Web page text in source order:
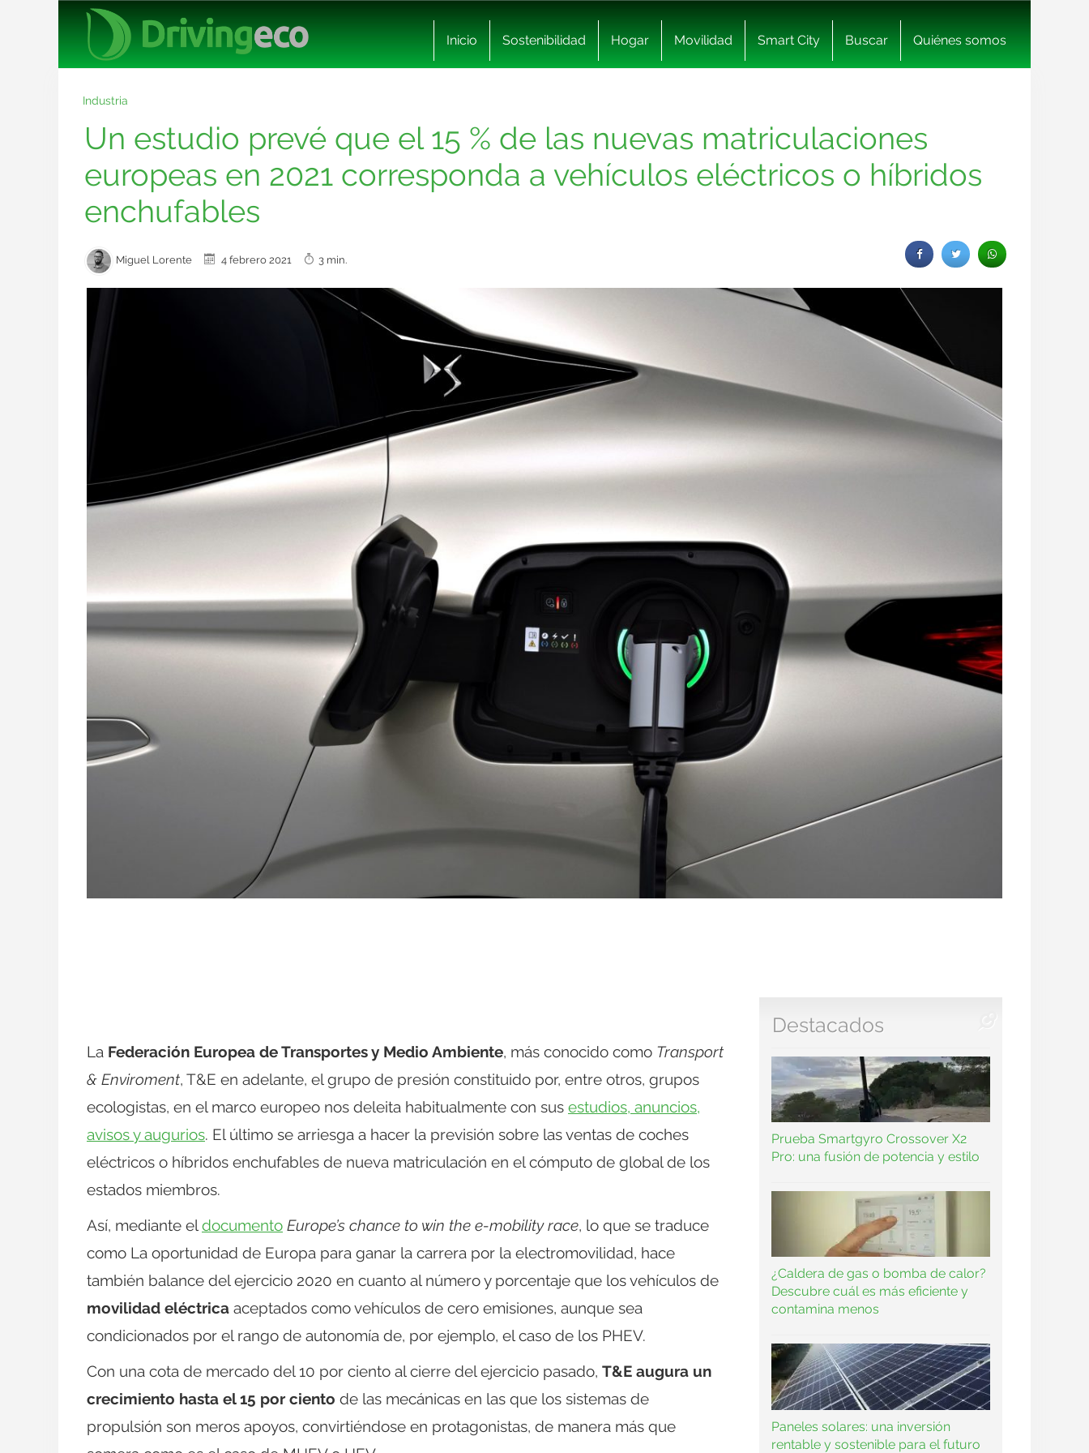
Inicio Sostenibilidad Hogar Movilidad Smart City Buscar Quiénes somos
Industria
Un estudio prevé que el 15 % de las nuevas matriculaciones
europeas en 2021 corresponda a vehículos eléctricos o híbridos
enchufables
Miguel Lorente 4 febrero 2021 3 min.
La Federación Europea de Transportes y Medio Ambiente, más conocido como Transport
& Enviroment, T&E en adelante, el grupo de presión constituido por, entre otros, grupos
ecologistas, en el marco europeo nos deleita habitualmente con sus estudios, anuncios,
avisos y augurios. El último se arriesga a hacer la previsión sobre las ventas de coches
eléctricos o híbridos enchufables de nueva matriculación en el cómputo de global de los
estados miembros.
Así, mediante eldocumento Europe’s chance to win the e-mobility race, lo que se traduce
como La oportunidad de Europa para ganar la carrera por la electromovilidad, hace
también balance del ejercicio 2020 en cuanto al número y porcentaje que los vehículos de
movilidad eléctrica aceptados como vehículos de cero emisiones, aunque sea
condicionados por el rango de autonomía de, por ejemplo, el caso de los PHEV.
Con una cota de mercado del 10 por ciento al cierre del ejercicio pasado, T&E augura un
crecimiento hasta el 15 por ciento de las mecánicas en las que los sistemas de
propulsión son meros apoyos, convirtiéndose en protagonistas, de manera más que
Destacados
Prueba Smartgyro Crossover X2
Pro: una fusión de potencia y estilo
¿Caldera de gas o bomba de calor?
Descubre cuál es más eficiente y
contamina menos
Paneles solares: una inversión
rentable y sostenible para el futuro